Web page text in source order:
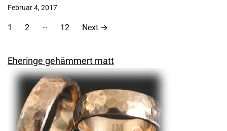
Februar 4, 2017
S
i
1 2 … 12 Next →
Eheringe gehämmert matt